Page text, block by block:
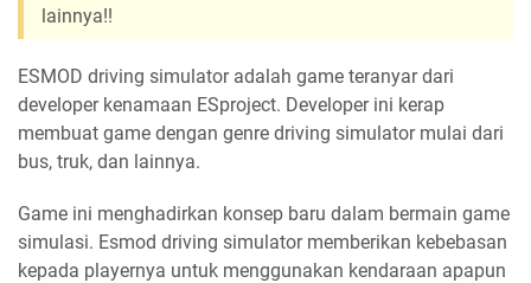
lainnya!!
ESMOD driving simulator adalah game teranyar dari
developer kenamaan ESproject. Developer ini kerap
membuat game dengan genre driving simulator mulai dari
bus, truk, dan lainnya.
Game ini menghadirkan konsep baru dalam bermain game
simulasi. Esmod driving simulator memberikan kebebasan
kepada playernya untuk menggunakan kendaraan apapun